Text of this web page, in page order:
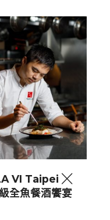
VI Taipei ╳
全魚餐酒饗宴